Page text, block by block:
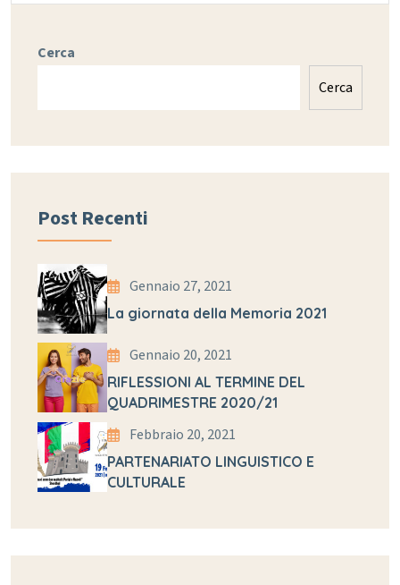
Cerca
Cerca
Post Recenti
Gennaio 27, 2021
La giornata della Memoria 2021
Gennaio 20, 2021
RIFLESSIONI AL TERMINE DEL
QUADRIMESTRE 2020/21
Febbraio 20, 2021
PARTENARIATO LINGUISTICO E
CULTURALE